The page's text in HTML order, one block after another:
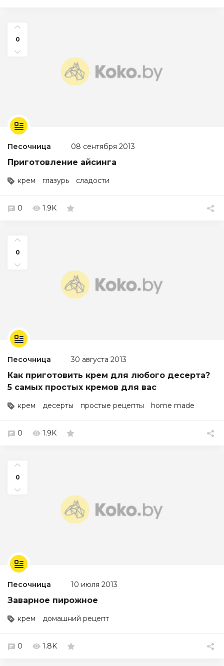
0
Песочница 08 сентября 2013
Приготовление айсинга
крем глазурь сладости
0 1.9K
0
Песочница 30 августа 2013
Как приготовить крем для любого десерта?
5 самых простых кремов для вас
крем десерты простые рецепты home made
0 1.9K
0
Песочница 10 июля 2013
Заварное пирожное
крем домашний рецепт
0 1.8K